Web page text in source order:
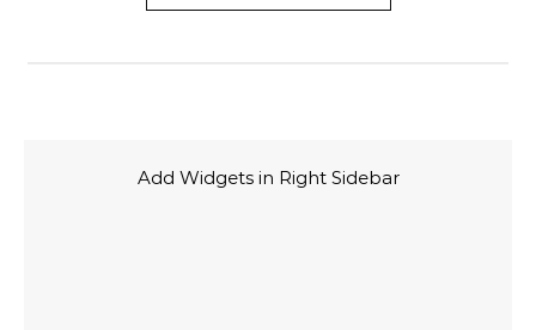
Add Widgets in Right Sidebar